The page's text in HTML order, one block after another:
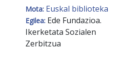
Mota: Euskal biblioteka
Egilea: Ede Fundazioa.
Ikerketata Sozialen
Zerbitzua